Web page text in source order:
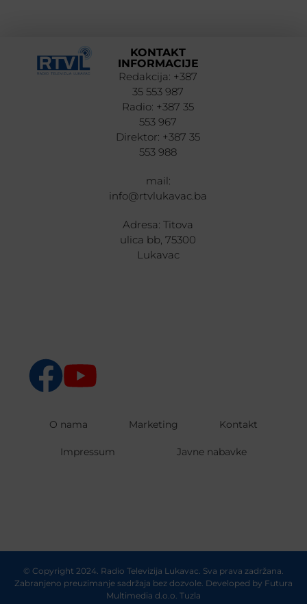
KONTAKT
INFORMACIJE
Redakcija: +387
35 553 987
Radio: +387 35
553 967
Direktor: +387 35
553 988
mail:
info@rtvlukavac.ba
Adresa: Titova
ulica bb, 75300
Lukavac
O nama Marketing Kontakt
Impressum Javne nabavke
© Copyright 2024. Radio Televizija Lukavac. Sva prava zadržana.
Zabranjeno preuzimanje sadržaja bez dozvole. Developed by Futura
Multimedia d.o.o. Tuzla